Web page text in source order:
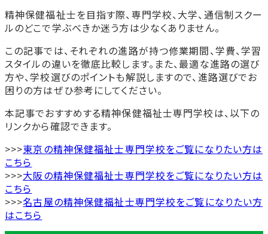
精神保健福祉士を目指す際、専門学校、大学、通信制スクー
ルのどこで学ぶべきか迷う方は少なくありません。
この記事では、それぞれの進路が持つ修業期間、学費、学習
スタイルの違いを徹底比較します。また、最適な進路の選び
方や、学校選びのポイントも解説しますので、進路選びでお
困りの方はぜひ参考にしてください。
本記事でおすすめする精神保健福祉士専門学校は、以下の
リンクから確認できます。
>>>東京の精神保健福祉士専門学校をご覧になりたい方は
こちら
>>>大阪の精神保健福祉士専門学校をご覧になりたい方は
こちら
>>>名古屋の精神保健福祉士専門学校をご覧になりたい方
はこちら